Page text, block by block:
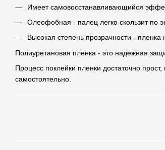
Имеет самовосстанавливающийся
Олеофобная - палец легко скользит по
Высокая степень прозрачности - пленка
Полиуретановая пленка - это надежная
Процесс поклейки пленки достаточно
самостоятельно.